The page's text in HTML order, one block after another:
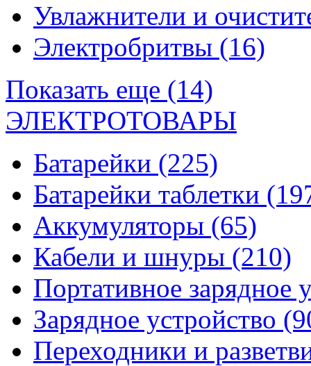
Увлажнители и
Электробритвы (16)
Показать еще (14)
ЭЛЕКТРОТОВАРЫ
Батарейки (225)
Батарейки таблетки
Аккумуляторы (65)
Кабели и шнуры (210)
Портативное зарядное
Зарядное устройство
Переходники и